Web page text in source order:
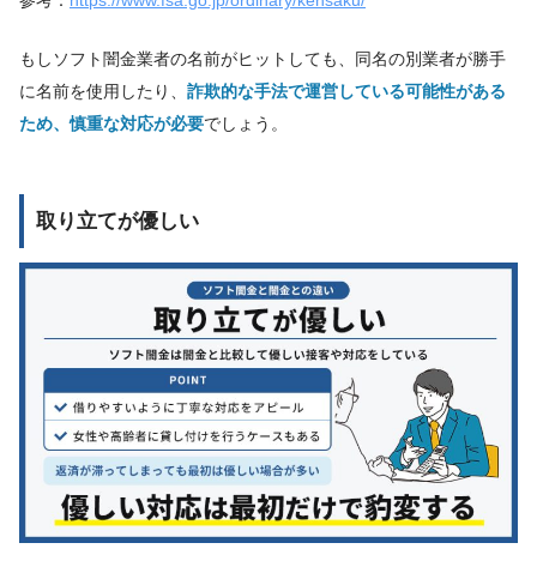
もしソフト闇金業者の名前がヒットしても、同名の別業者が勝手
に名前を使用したり、 詐欺的な手法で運営している可能性がある
ため、慎重な対応が必要でしょう。
取り立てが優しい